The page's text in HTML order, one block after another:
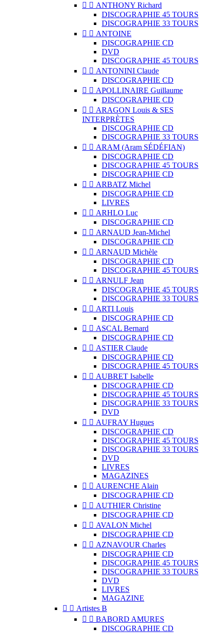
  ANTHONY Richard
DISCOGRAPHIE 45 TOURS
DISCOGRAPHIE 33 TOURS
  ANTOINE
DISCOGRAPHIE CD
DVD
DISCOGRAPHIE 45 TOURS
  ANTONINI Claude
DISCOGRAPHIE CD
  APOLLINAIRE Guillaume
DISCOGRAPHIE CD
  ARAGON Louis & SES
INTERPRÈTES
DISCOGRAPHIE CD
DISCOGRAPHIE 33 TOURS
  ARAM (Aram SÉDÉFIAN)
DISCOGRAPHIE CD
DISCOGRAPHIE 45 TOURS
DISCOGRAPHIE CD
  ARBATZ Michel
DISCOGRAPHIE CD
LIVRES
  ARHLO Luc
DISCOGRAPHIE CD
  ARNAUD Jean-Michel
DISCOGRAPHIE CD
  ARNAUD Michèle
DISCOGRAPHIE CD
DISCOGRAPHIE 45 TOURS
  ARNULF Jean
DISCOGRAPHIE 45 TOURS
DISCOGRAPHIE 33 TOURS
  ARTI Louis
DISCOGRAPHIE CD
  ASCAL Bernard
DISCOGRAPHIE CD
  ASTIER Claude
DISCOGRAPHIE CD
DISCOGRAPHIE 45 TOURS
  AUBRET Isabelle
DISCOGRAPHIE CD
DISCOGRAPHIE 45 TOURS
DISCOGRAPHIE 33 TOURS
DVD
  AUFRAY Hugues
DISCOGRAPHIE CD
DISCOGRAPHIE 45 TOURS
DISCOGRAPHIE 33 TOURS
DVD
LIVRES
MAGAZINES
  AURENCHE Alain
DISCOGRAPHIE CD
  AUTHIER Christine
DISCOGRAPHIE CD
  AVALON Michel
DISCOGRAPHIE CD
  AZNAVOUR Charles
DISCOGRAPHIE CD
DISCOGRAPHIE 45 TOURS
DISCOGRAPHIE 33 TOURS
DVD
LIVRES
MAGAZINE
  Artistes B
  BABORD AMURES
DISCOGRAPHIE CD